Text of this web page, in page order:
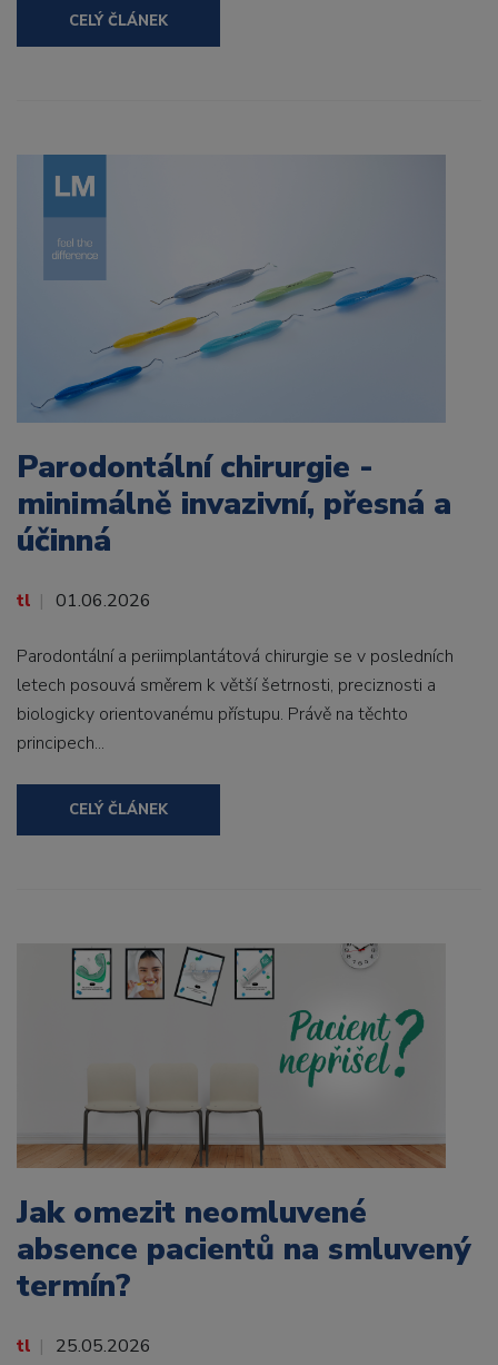
CELÝ ČLÁNEK
Parodontální chirurgie -
minimálně invazivní, přesná a
účinná
tl 01.06.2026
Parodontální a periimplantátová chirurgie se v posledních
letech posouvá směrem k větší šetrnosti, preciznosti a
biologicky orientovanému přístupu. Právě na těchto
principech...
CELÝ ČLÁNEK
Jak omezit neomluvené
absence pacientů na smluvený
termín?
tl 25.05.2026